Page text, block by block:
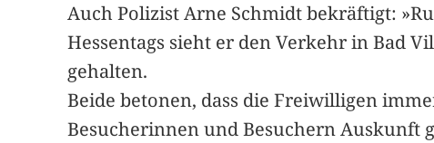
Auch Polizist Arne Schmidt bekräftigt:
Hessentags sieht er den Verkehr in Bad
gehalten.
Beide betonen, dass die Freiwilligen
Besucherinnen und Besuchern Auskunft